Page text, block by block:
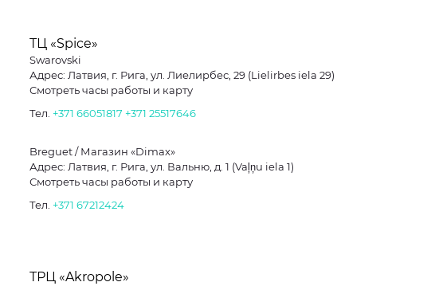
ТЦ «Spice»
Swarovski
Адрес: Латвия, г. Рига, ул. Лиелирбес, 29 (Lielirbes iela 29)
Смотреть часы работы и карту
Тел. +371 66051817 +371 25517646
Breguet / Магазин «Dimax»
Адрес: Латвия, г. Рига, ул. Вальню, д. 1 (Vaļņu iela 1)
Смотреть часы работы и карту
Тел. +371 67212424
ТРЦ «Akropole»